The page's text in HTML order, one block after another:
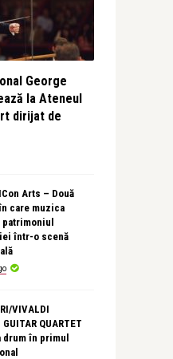
George
la Ateneul
dirijat de
Arts – Două
care muzica
într-o scenă
VIVALDI
QUARTET
drum în primul